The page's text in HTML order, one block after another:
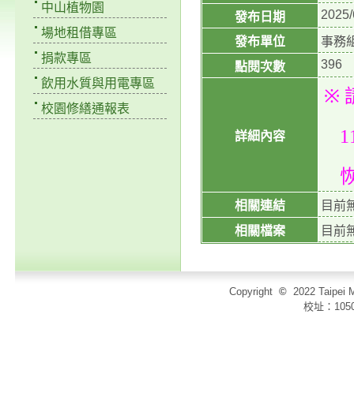
中山植物園
場地租借專區
捐款專區
飲用水質與用電專區
校園修繕通報表
發布日期
發布單位
事務
點閱次數
396
詳細內容
※
相關連結
目前
相關檔案
目前
Copyright © 2022 Taipei
校址：